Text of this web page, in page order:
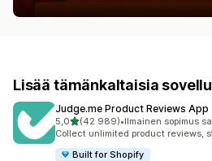
Lisää tämänkaltaisia
Judge.me Product Reviews App
5,0/ 5 tähteä
(42 989)
42989 arvostelua yhteensä
•Ilmainen sopimus
Collect unlimited product reviews,
Built for Shopify